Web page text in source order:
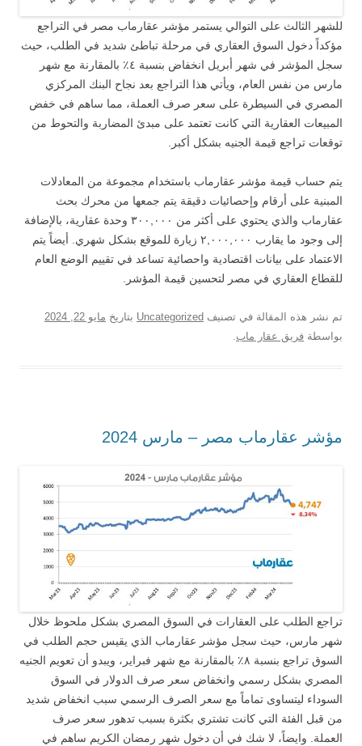
للشهر الثالث على التوالي يستمر مؤشر عقارماب مصر في التراجع
مؤكداً دخول السوق العقاري في مرحلة تباطئ شديد في الطلب، حيث
سجل المؤشر في شهر أبريل انخفاض بنسبة ٤٪ بالمقارنة مع شهر
مارس من نفس العام، ويأتي هذا التراجع بعد نجاح البنك المركزي
المصري في السيطرة على سعر صرف العملة، مما ساهم في خفض
المبيعات العقارية التي كانت تعتمد على مبدئ المضاربة والتحوط من
توقعات تراجع قيمة الجنيه بشكل أكبر.
يتم حساب قيمة مؤشر عقارماب باستخدام مجموعة من المعادلات
المبنية على أرقام وإحصائيات دقيقة يتم جمعها من محرك بحث
عقارماب والذي يحتوي على أكثر من ٣٠٠,٠٠٠ وحدة عقارية، بالإضافة
إلى وجود ما يقارب ٢,٠٠٠,٠٠٠ زيارة للموقع بشكل شهري. أيضاً يتم
الاعتماد على بيانات اقتصادية واحصائية تساعد في تقييم الوضع العام
للقطاع العقاري في مصر لتحسين قيمة المؤشر.
تم نشر هذه المقالة في تصنيف Uncategorized بتاريخ مايو 22, 2024
بواسطة فريق عقار ماب
مؤشر عقارماب مصر – مارس 2024
تراجع الطلب على العقارات في السوق المصري بشكل ملحوظ خلال
شهر مارس، حيث سجل مؤشر عقارماب الذي يقيس حجم الطلب في
السوق تراجع بنسبة ٨٪ بالمقارنة مع شهر فبراير، ويبدو أن تعويم الجنيه
المصري بشكل رسمي وانخفاض سعر صرف الدولار في السوق
السوداء ليتساوى تماماً مع سعر الصرف الرسمي سبب انخفاض شديد
من قبل الفئة التي كانت تشتري بكثرة بسبب تدهور سعر صرف
العملة. وايضاً، لا شك في أن دخول شهر رمضان الكريم ساهم في